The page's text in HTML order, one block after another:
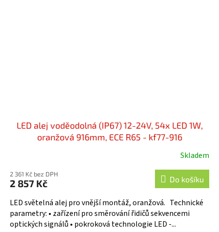
LED alej voděodolná (IP67) 12-24V, 54x LED 1W,
oranžová 916mm, ECE R65 - kf77-916
Skladem
2 361 Kč bez DPH
2 857 Kč Do košíku
LED světelná alej pro vnější montáž, oranžová. Technické
parametry: • zařízení pro směrování řidičů sekvencemi
optických signálů • pokroková technologie LED -...